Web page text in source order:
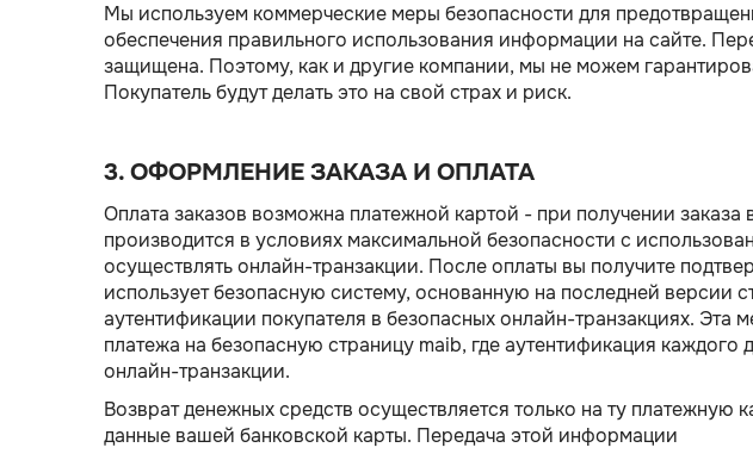
Мы используем коммерческие меры безопасности для
обеспечения правильного использования информации на сайте.
защищена. Поэтому, как и другие компании, мы не можем
Покупатель будут делать это на свой страх и риск.
3. ОФОРМЛЕНИЕ ЗАКАЗА И ОПЛАТА
Оплата заказов возможна платежной картой - при получении
производится в условиях максимальной безопасности с
осуществлять онлайн-транзакции. После оплаты вы получите
использует безопасную систему, основанную на последней версии
аутентификации покупателя в безопасных онлайн-транзакциях.
платежа на безопасную страницу maib, где аутентификация
онлайн-транзакции.
Возврат денежных средств осуществляется только на ту платежную
данные вашей банковской карты. Передача этой информации